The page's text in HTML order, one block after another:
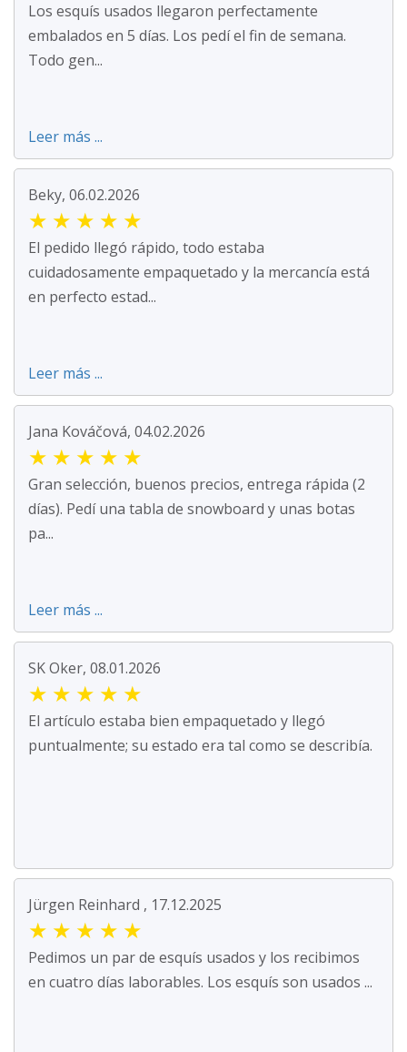
Los esquís usados llegaron perfectamente
embalados en 5 días. Los pedí el fin de semana.
Todo gen...
Leer más ...
Beky, 06.02.2026
★ ★ ★ ★ ★
El pedido llegó rápido, todo estaba
cuidadosamente empaquetado y la mercancía está
en perfecto estad...
Leer más ...
Jana Kováčová, 04.02.2026
★ ★ ★ ★ ★
Gran selección, buenos precios, entrega rápida (2
días). Pedí una tabla de snowboard y unas botas
pa...
Leer más ...
SK Oker, 08.01.2026
★ ★ ★ ★ ★
El artículo estaba bien empaquetado y llegó
puntualmente; su estado era tal como se describía.
Jürgen Reinhard , 17.12.2025
★ ★ ★ ★ ★
Pedimos un par de esquís usados y los recibimos
en cuatro días laborables. Los esquís son usados ...